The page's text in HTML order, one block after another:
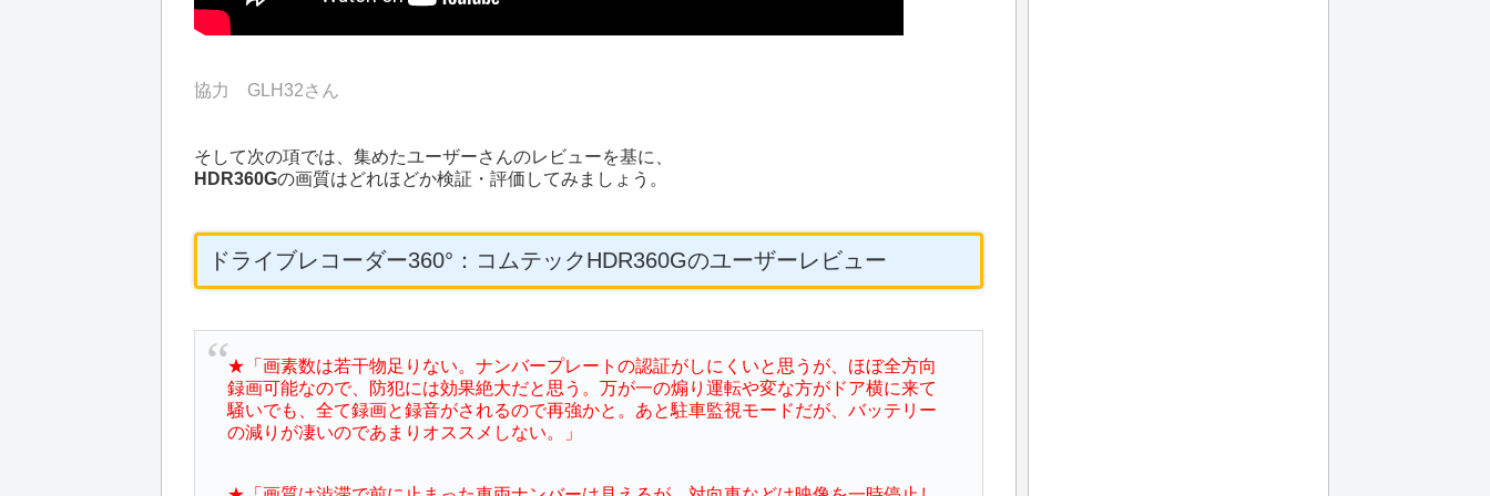
協力 GLH32さん
そして次の項では、集めたユーザーさんのレビューを基に、
HDR360Gの画質はどれほどか検証・評価してみましょう。
ドライブレコーダー360°：コムテックHDR360Gのユーザーレビュー
★「画素数は若干物足りない。ナンバープレートの認証がしにくいと思うが、ほぼ全方向
録画可能なので、防犯には効果絶大だと思う。万が一の煽り運転や変な方がドア横に来て
騒いでも、全て録画と録音がされるので再強かと。あと駐車監視モードだが、バッテリー
の減りが凄いのであまりオススメしない。」